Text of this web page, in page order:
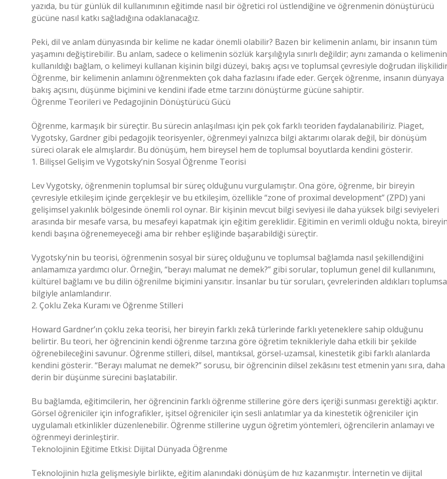
yazıda, bu tür günlük dil kullanımının eğitimde nasıl bir öğretici rol üstlendiğine ve öğrenmenin dönüştürücü
gücüne nasıl katkı sağladığına odaklanacağız.
Peki, dil ve anlam dünyasında bir kelime ne kadar önemli olabilir? Bazen bir kelimenin anlamı, bir insanın tüm
yaşamını değiştirebilir. Bu anlam, sadece o kelimenin sözlük karşılığıyla sınırlı değildir; aynı zamanda o kelimenin
kullanıldığı bağlam, o kelimeyi kullanan kişinin bilgi düzeyi, bakış açısı ve toplumsal çevresiyle doğrudan
Öğrenme, bir kelimenin anlamını öğrenmekten çok daha fazlasını ifade eder. Gerçek öğrenme, insanın dünyaya
bakış açısını, düşünme biçimini ve kendini ifade etme tarzını dönüştürme gücüne sahiptir.
Öğrenme Teorileri ve Pedagojinin Dönüştürücü Gücü
Öğrenme, karmaşık bir süreçtir. Bu sürecin anlaşılması için pek çok farklı teoriden faydalanabiliriz. Piaget,
Vygotsky, Gardner gibi pedagojik teorisyenler, öğrenmeyi yalnızca bilgi aktarımı olarak değil, bir dönüşüm
süreci olarak ele almışlardır. Bu dönüşüm, hem bireysel hem de toplumsal boyutlarda kendini gösterir.
1. Bilişsel Gelişim ve Vygotsky’nin Sosyal Öğrenme Teorisi
Lev Vygotsky, öğrenmenin toplumsal bir süreç olduğunu vurgulamıştır. Ona göre, öğrenme, bir bireyin
çevresiyle etkileşim içinde gerçekleşir ve bu etkileşim, özellikle “zone of proximal development” (ZPD) yani
gelişimsel yakınlık bölgesinde önemli rol oynar. Bir kişinin mevcut bilgi seviyesi ile daha yüksek bilgi seviyeleri
arasında bir mesafe varsa, bu mesafeyi kapatmak için eğitim gereklidir. Eğitimin en verimli olduğu nokta,
kendi başına öğrenemeyeceği ama bir rehber eşliğinde başarabildiği süreçtir.
Vygotsky’nin bu teorisi, öğrenmenin sosyal bir süreç olduğunu ve toplumsal bağlamda nasıl şekillendiğini
anlamamıza yardımcı olur. Örneğin, “berayı malumat ne demek?” gibi sorular, toplumun genel dil kullanımını,
kültürel bağlamı ve bu dilin öğrenilme biçimini yansıtır. İnsanlar bu tür soruları, çevrelerinden aldıkları
bilgiyle anlamlandırır.
2. Çoklu Zeka Kuramı ve Öğrenme Stilleri
Howard Gardner’ın çoklu zeka teorisi, her bireyin farklı zekâ türlerinde farklı yeteneklere sahip olduğunu
belirtir. Bu teori, her öğrencinin kendi öğrenme tarzına göre öğretim teknikleriyle daha etkili bir şekilde
öğrenebileceğini savunur. Öğrenme stilleri, dilsel, mantıksal, görsel-uzamsal, kinestetik gibi farklı alanlarda
kendini gösterir. “Berayı malumat ne demek?” sorusu, bir öğrencinin dilsel zekâsını test etmenin yanı sıra, daha
derin bir düşünme sürecini başlatabilir.
Bu bağlamda, eğitimcilerin, her öğrencinin farklı öğrenme stillerine göre ders içeriği sunması gerektiği açıktır.
Görsel öğreniciler için infografikler, işitsel öğreniciler için sesli anlatımlar ya da kinestetik öğreniciler için
uygulamalı etkinlikler düzenlenebilir. Öğrenme stillerine uygun öğretim yöntemleri, öğrencilerin anlamayı ve
öğrenmeyi derinleştirir.
Teknolojinin Eğitime Etkisi: Dijital Dünyada Öğrenme
Teknolojinin hızla gelişmesiyle birlikte, eğitim alanındaki dönüşüm de hız kazanmıştır. İnternetin ve dijital